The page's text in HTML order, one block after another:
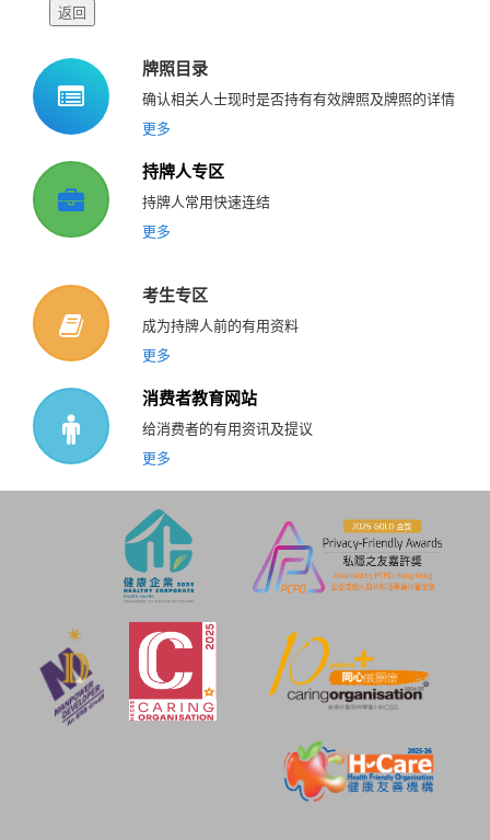
牌照目录
确认相关人士现时是否持有有效牌照及牌照的详情
更多
持牌人专区
持牌人常用快速连结
更多
考生专区
成为持牌人前的有用资料
更多
消费者教育网站
给消费者的有用资讯及提议
更多